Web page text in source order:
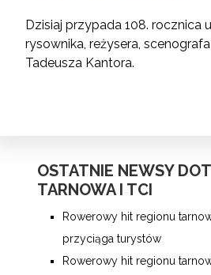
Dzisiaj przypada 108. rocznica
rysownika, reżysera,
Tadeusza Kantora.
OSTATNIE NEWSY
TARNOWA I TCI
Rowerowy hit regionu
przyciąga turystów
Rowerowy hit regionu